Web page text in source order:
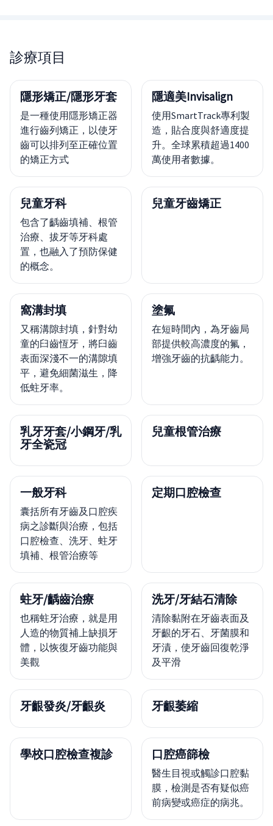
診療項目
隱形矯正/隱形牙套
是一種使用隱形矯正器
進行齒列矯正，以使牙
齒可以排列至正確位置
的矯正方式
隱適美Invisalign
使用SmartTrack專利製
造，貼合度與舒適度提
升。全球累積超過1400
萬使用者數據。
兒童牙科
包含了齲齒填補、根管
治療、拔牙等牙科處
置，也融入了預防保健
的概念。
兒童牙齒矯正
窩溝封填
又稱溝隙封填，針對幼
童的臼齒恆牙，將臼齒
表面深淺不一的溝隙填
平，避免細菌滋生，降
低蛀牙率。
塗氟
在短時間內，為牙齒局
部提供較高濃度的氟，
增強牙齒的抗齲能力。
乳牙牙套/小鋼牙/乳
牙全瓷冠
兒童根管治療
一般牙科
囊括所有牙齒及口腔疾
病之診斷與治療，包括
口腔檢查、洗牙、蛀牙
填補、根管治療等
定期口腔檢查
蛀牙/齲齒治療
也稱蛀牙治療，就是用
人造的物質補上缺損牙
體，以恢復牙齒功能與
美觀
洗牙/牙結石清除
清除黏附在牙齒表面及
牙齦的牙石、牙菌膜和
牙漬，使牙齒回復乾淨
及平滑
牙齦發炎/牙齦炎 牙齦萎縮
學校口腔檢查複診 口腔癌篩檢
醫生目視或觸診口腔黏
膜，檢測是否有疑似癌
前病變或癌症的病兆。